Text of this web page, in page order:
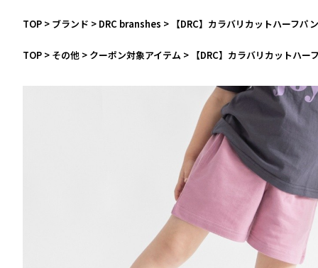
TOP > ブランド > DRC branshes > 【DRC】カラバリカットハーフパ
TOP > その他 > クーポン対象アイテム > 【DRC】カラバリカットハー